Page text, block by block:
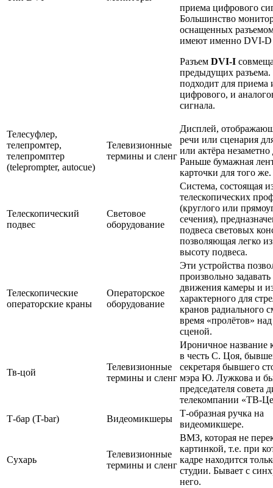
приема цифрового
Большинство
оснащенных
имеют именно DVI-D
Разъем DVI-I
предыдущих
подходит для приема
цифрового, и
сигнала.
Телесуфлер,
телепромтер,
телепромптер
(teleprompter, autocue)
Телевизионные
термины и сленг
Дисплей,
речи или сценария
или актёра незаметно
Раньше бумажная
карточки для того же.
Телескопический
подвес
Световое
оборудование
Система, состоящая
телескопических
(круглого или
сечения),
подвеса световых
позволяющая легко
высоту подвеса.
Телескопические
операторские краны
Операторское
оборудование
Эти устройства
произвольно
движения камеры и
характерного для
кранов радиального
время «пролётов»
сценой.
Тв-цой
Телевизионные
термины и сленг
Ироничное название
в честь С. Цоя,
секретаря бывшего
мэра Ю. Лужкова и
председателя совета
телекомпании «ТВ-
Т-бар (T-bar)
Видеомикшеры
Т-образная ручка на
видеомикшере.
Сухарь
Телевизионные
термины и сленг
ВМЗ, которая не
картинкой, т.е. при
кадре находится
студии. Бывает с
него.